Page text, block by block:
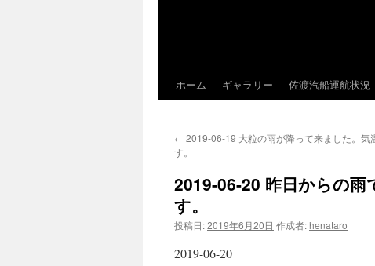
ホーム ギャラリー 佐渡汽船運航状況
← 2019-06-19 大粒の雨が降って来ました。
す。
2019-06-20 昨日からの
す。
投稿日:2019年6月20日 作成者: henataro
2019-06-20